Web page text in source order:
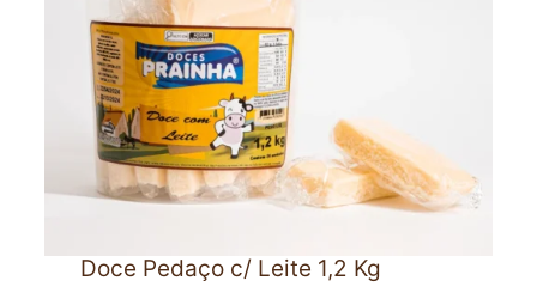
Doce Pedaço c/ Leite 1,2 Kg